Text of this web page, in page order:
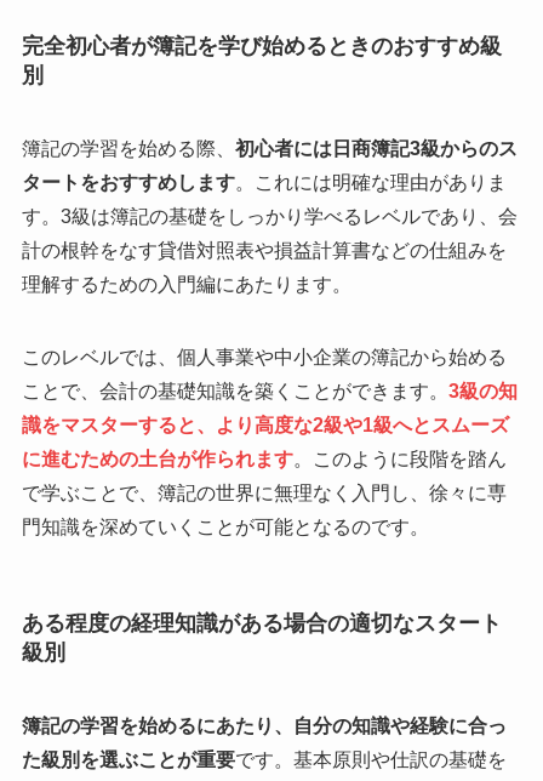
完全初心者が簿記を学び始めるときのおすすめ級
別
簿記の学習を始める際、 初心者には日商簿記3級からのス
タートをおすすめします。これには明確な理由がありま
す。3級は簿記の基礎をしっかり学べるレベルであり、会
計の根幹をなす貸借対照表や損益計算書などの仕組みを
理解するための入門編にあたります。
このレベルでは、個人事業や中小企業の簿記から始める
ことで、会計の基礎知識を築くことができます。 3級の知
識をマスターすると、より高度な2級や1級へとスムーズ
に進むための土台が作られます。このように段階を踏ん
で学ぶことで、簿記の世界に無理なく入門し、徐々に専
門知識を深めていくことが可能となるのです。
ある程度の経理知識がある場合の適切なスタート
級別
簿記の学習を始めるにあたり、自分の知識や経験に合っ
た級別を選ぶことが重要です。基本原則や仕訳の基礎を